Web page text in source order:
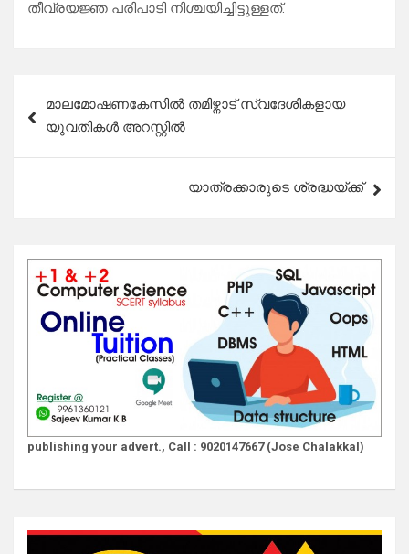
തീവ്രയജ്ഞ പരിപാടി നിശ്ചയിച്ചിട്ടുള്ളത്.
navigation
മാലമോഷണകേസിൽ തമിഴ്നാട് സ്വദേശികളായ
യുവതികൾ അറസ്റ്റിൽ
യാത്രക്കാരുടെ ശ്രദ്ധയ്ക്ക്
publishing your advert., Call : 9020147667 (Jose Chalakkal)